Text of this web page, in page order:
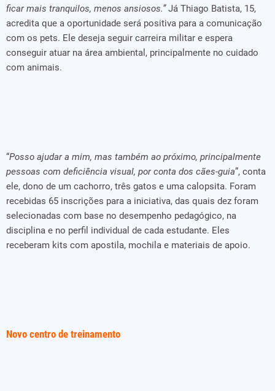
ficar mais tranquilos, menos ansiosos.”Já Thiago Batista, 15,
acredita que a oportunidade será positiva para a comunicação
com os pets. Ele deseja seguir carreira militar e espera
conseguir atuar na área ambiental, principalmente no cuidado
com animais.
“Posso ajudar a mim, mas também ao próximo, principalmente
pessoas com deficiência visual, por conta dos cães-guia”, conta
ele, dono de um cachorro, três gatos e uma calopsita. Foram
recebidas 65 inscrições para a iniciativa, das quais dez foram
selecionadas com base no desempenho pedagógico, na
disciplina e no perfil individual de cada estudante. Eles
receberam kits com apostila, mochila e materiais de apoio.
Novo centro de treinamento